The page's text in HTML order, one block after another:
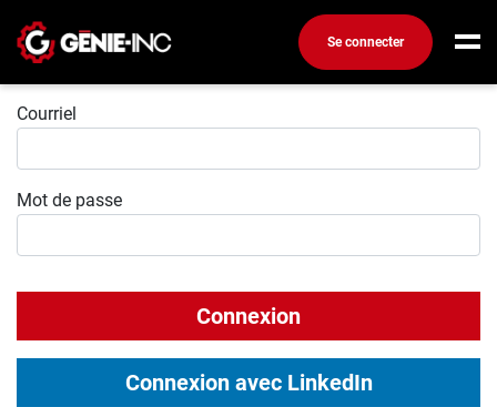
Se connecter
Connexion
Emplois
Ma boîte à outils
Conseils carrière
Connexion
Courriel
Mot de passe
Connexion
Connexion avec LinkedIn